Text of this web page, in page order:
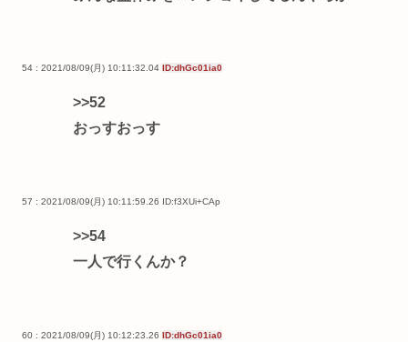
54 : 2021/08/09(月) 10:11:32.04 ID:dhGc01ia0
>>52
おっすおっす
57 : 2021/08/09(月) 10:11:59.26 ID:f3XUi+CAp
>>54
一人で行くんか？
60 : 2021/08/09(月) 10:12:23.26 ID:dhGc01ia0